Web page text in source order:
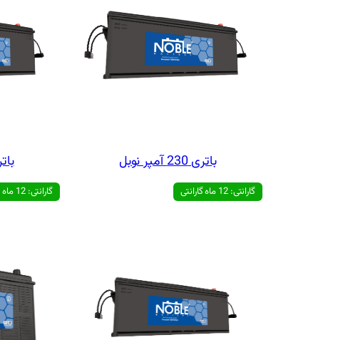
باتری 230 آمپر نوبل
گارانتی: 12 ماه گارانتی
باتری
گارانتی: 12 ماه گارانتی